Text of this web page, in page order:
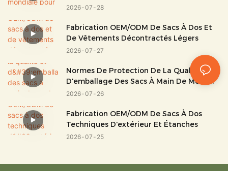
Bagages Et Les Sacs
2026 07 28
Fabrication OEM/ODM De Sacs À Dos Et
De Vêtements Décontractés Légers
2026 07 27
Normes De Protection De La Qualité Et
D'emballage Des Sacs À Main De Mode
Haut De Gamme
2026 07 26
Fabrication OEM/ODM De Sacs À Dos
Techniques D'extérieur Et Étanches
2026 07 25